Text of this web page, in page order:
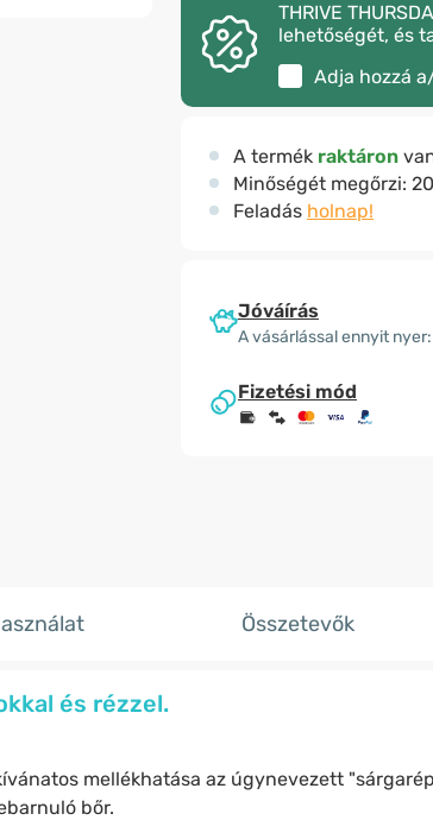
THRIVE
lehetőségét, és
Adja hozzá
A termék raktáron
Minőségét megőrzi:
Feladás holnap!
Jóváírás
A vásárlással ennyit
Fizetési mód
Összetevők
és rézzel.
mellékhatása az úgynevezett
bőr.